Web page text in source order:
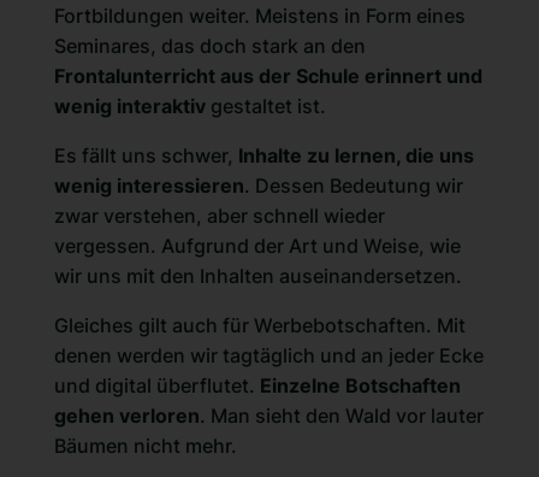
Fortbildungen weiter. Meistens in Form eines
Seminares, das doch stark an den
Frontalunterricht aus der Schule erinnert und
wenig interaktivgestaltet ist.
Es fällt uns schwer, Inhalte zu lernen, die uns
wenig interessieren. Dessen Bedeutung wir
zwar verstehen, aber schnell wieder
vergessen. Aufgrund der Art und Weise, wie
wir uns mit den Inhalten auseinandersetzen.
Gleiches gilt auch für Werbebotschaften. Mit
denen werden wir tagtäglich und an jeder Ecke
und digital überflutet. Einzelne Botschaften
gehen verloren. Man sieht den Wald vor lauter
Bäumen nicht mehr.